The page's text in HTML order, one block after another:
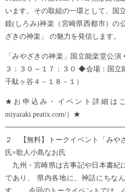
います。その取組の一環として、国
鏡(しろみ)神楽（宮崎県西都市）の
ざきの神楽」 の魅力を発信します。
「みやざきの神楽」国立能楽堂公
３：３０～１７：３０ ◆会場：国
千駄ヶ谷４－１８－１）
★お申込み・イベント詳細はこ
miyazaki.peatix.com/）★
２ 【無料】トークイベント「みや
氏×歌人小島なお氏
九州・宮崎県は古事記や日本書紀
であり、 県内各地に、神話にちな